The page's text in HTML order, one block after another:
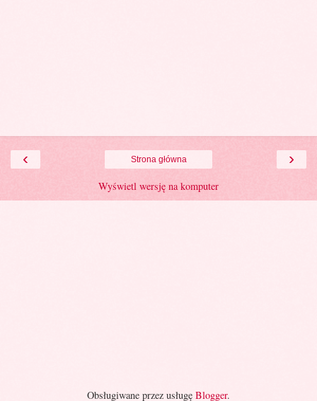
‹ ›
Strona główna
Wyświetl wersję na komputer
Obsługiwane przez usługę Blogger.